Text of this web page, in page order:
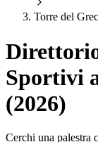
Torre del
Sportivi
(2026)
Cerchi una palestra